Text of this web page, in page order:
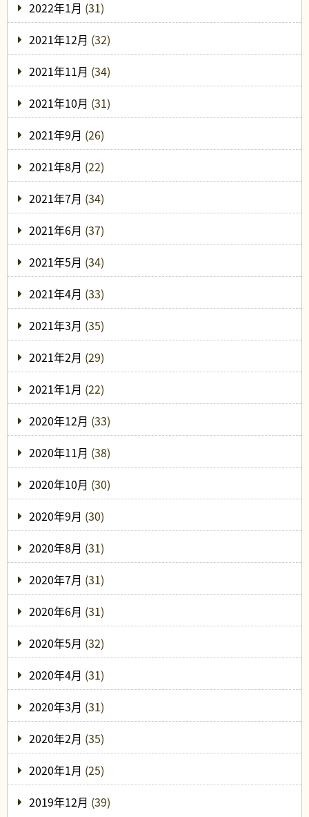
2022年1月 (31)
2021年12月 (32)
2021年11月 (34)
2021年10月 (31)
2021年9月 (26)
2021年8月 (22)
2021年7月 (34)
2021年6月 (37)
2021年5月 (34)
2021年4月 (33)
2021年3月 (35)
2021年2月 (29)
2021年1月 (22)
2020年12月 (33)
2020年11月 (38)
2020年10月 (30)
2020年9月 (30)
2020年8月 (31)
2020年7月 (31)
2020年6月 (31)
2020年5月 (32)
2020年4月 (31)
2020年3月 (31)
2020年2月 (35)
2020年1月 (25)
2019年12月 (39)